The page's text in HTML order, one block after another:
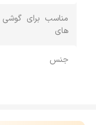
مناسب برای گوشی
های
جنس